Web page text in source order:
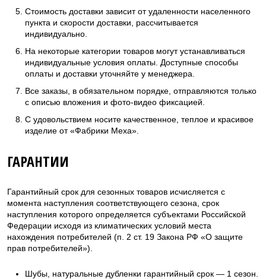
Стоимость доставки зависит от удаленности населенного
пункта и скорости доставки, рассчитывается
индивидуально.
На некоторые категории товаров могут устанавливаться
индивидуальные условия оплаты. Доступные способы
оплаты и доставки уточняйте у менеджера.
Все заказы, в обязательном порядке, отправляются только
с описью вложения и фото-видео фиксацией.
С удовольствием носите качественное, теплое и красивое
изделие от «Фабрики Меха».
ГАРАНТИИ
Гарантийный срок для сезонных товаров исчисляется с
момента наступления соответствующего сезона, срок
наступления которого определяется субъектами Российской
Федерации исходя из климатических условий места
нахождения потребителей (п. 2 ст. 19 Закона РФ «О защите
прав потребителей»).
Шубы, натуральные дубленки гарантийный срок — 1 сезон.